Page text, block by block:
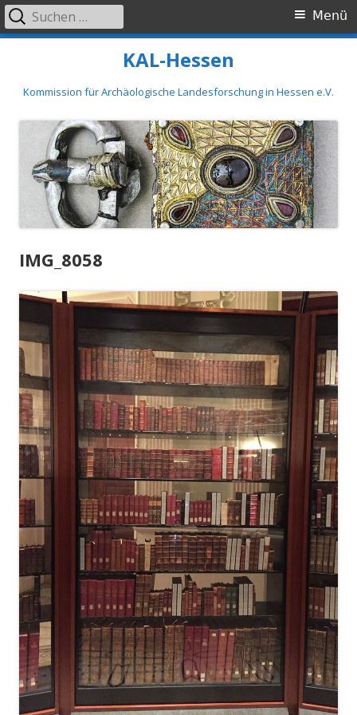
Inhalt
KAL-Hessen
Kommission für Archäologische Landesforschung in Hessen e.V.
Primäres
Menü
Suchen
nach:
IMG_8058